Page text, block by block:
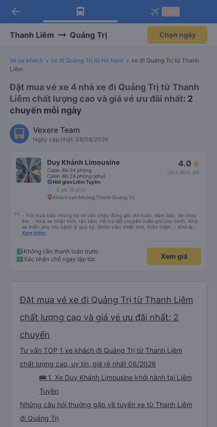
Tải app Vexere ngay!
Nhận ưu đãi thành viên độc
Mở app
Tải app Vexere
-30k/ghế khi đặt vé máy bay qua
Mở app
arrow_back
Thanh Liêm Quảng Trị Chọn ngày
Vé xe khách xe đi Quảng Trị từ Hà Nam
xe đi Quảng Trị từ Thanh
Liêm
Đặt mua vé xe 4 nhà xe đi Quảng Trị từ Thanh
Liêm chất lượng cao và giá vé ưu đãi nhất: 2
chuyến mỗi ngày
Vexere Team
Ngày cập nhật: 08/08/2026
Duy Khánh Limousine
Cabin đôi 24 phòng
Cabin đôi 24 phòng (phụ)
4.0
(823 đánh giá)
Nút giao Liêm Tuyền
9 giờ 30 phút
Khách sạn Mường Thanh Quảng Trị
- Trời mưa bão nhưng tài xế vẫn chạy đúng giờ. An toàn, đảm bảo. Xe chạy
êm. - Nhà xe nhiệt tình, tận tâm. Hỗ trợ đổi chuyến miễn phí cho mình. Nhà
xe miễn phụ thu hành lý quá ký. Nhân viên nhiệt tình, thân thiện. - Khá là
thích tài xế. Lái xe an toàn. Chu đáo, thân thiện, nhiệt tình. - Xe ngồi thoải
Xem thêm
Không cần thanh toán trước
Xác nhận chỗ ngay lập tức
Xem giá
Đặt mua vé xe đi Quảng Trị từ Thanh Liêm
chất lượng cao và giá vé ưu đãi nhất: 2
chuyến
Tư vấn TOP 1 xe khách đi Quảng Trị từ Thanh Liêm
chất lượng cao, uy tín, giá rẻ nhất 08/2026
🚌 1. Xe Duy Khánh Limousine khởi hành tại Liêm
Tuyền
Những câu hỏi thường gặp về tuyến xe từ Thanh Liêm
đi Quảng Trị